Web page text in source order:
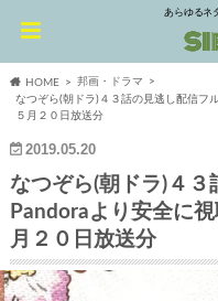
あらゆるネ
HOME
邦画・ドラマ
なつぞら(朝ドラ)４３話の見逃し配信フ
５月２０日放送分
2019.05.20
なつぞら(朝ドラ)４
Pandoraより安全に
月２０日放送分